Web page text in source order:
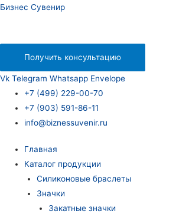
Бизнес Сувенир
Получить консультацию
Vk Telegram Whatsapp Envelope
+7 (499) 229-00-70
+7 (903) 591-86-11
info@biznessuvenir.ru
Главная
Каталог продукции
Силиконовые браслеты
Значки
Закатные значки